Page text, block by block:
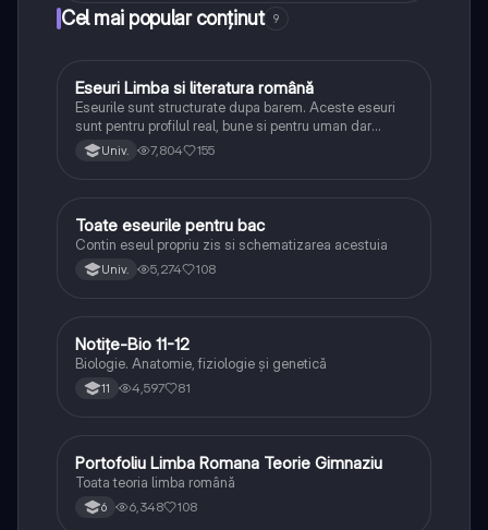
Cel mai popular conținut 9
Limba și literatura română
Eseuri Limba si literatura română
Eseurile sunt structurate dupa barem. Aceste eseuri
sunt pentru profilul real, bune si pentru uman dar
lipsesc relatiile dintre personaje si caracrerizarile.
Univ. 7,804 155
Limba și literatura română
Toate eseurile pentru bac
Contin eseul propriu zis si schematizarea acestuia
Univ. 5,274 108
Biologie
Notițe-Bio 11-12
Biologie. Anatomie, fiziologie și genetică
11 4,597 81
Limba și literatura română
Portofoliu Limba Romana Teorie Gimnaziu
Toata teoria limba română
6 6,348 108